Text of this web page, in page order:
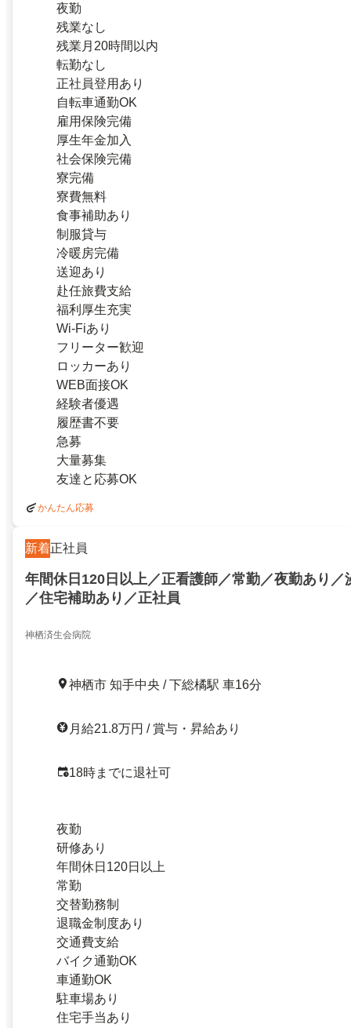
夜勤
残業なし
残業月20時間以内
転勤なし
正社員登用あり
自転車通勤OK
雇用保険完備
厚生年金加入
社会保険完備
寮完備
寮費無料
食事補助あり
制服貸与
冷暖房完備
送迎あり
赴任旅費支給
福利厚生充実
Wi-Fiあり
フリーター歓迎
ロッカーあり
WEB面接OK
経験者優遇
履歴書不要
急募
大量募集
友達と応募OK
かんたん応募
新着正社員
年間休日120日以上／正看護師／常勤／夜勤あり／
／住宅補助あり／正社員
神栖済生会病院
神栖市 知手中央 / 下総橘駅 車16分
月給21.8万円 / 賞与・昇給あり
18時までに退社可
夜勤
研修あり
年間休日120日以上
常勤
交替勤務制
退職金制度あり
交通費支給
バイク通勤OK
車通勤OK
駐車場あり
住宅手当あり